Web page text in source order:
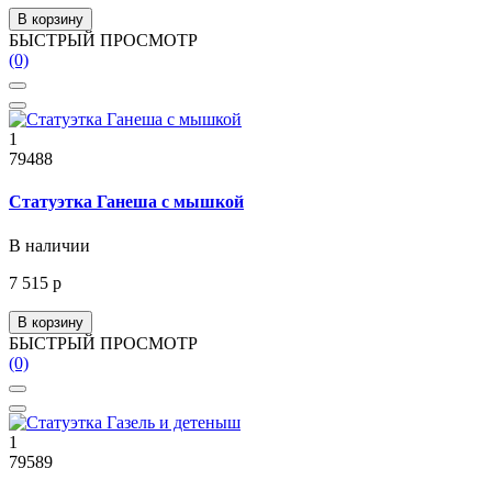
В корзину
БЫСТРЫЙ ПРОСМОТР
(0)
1
79488
Статуэтка Ганеша с мышкой
В наличии
7 515 р
В корзину
БЫСТРЫЙ ПРОСМОТР
(0)
1
79589